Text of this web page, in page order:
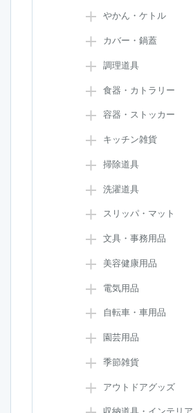
やかん・ケトル
カバー・鍋蓋
調理道具
食器・カトラリー
容器・ストッカー
キッチン雑貨
掃除道具
洗濯道具
スリッパ・マット
文具・事務用品
美容健康用品
電気用品
自転車・車用品
園芸用品
季節雑貨
アウトドアグッズ